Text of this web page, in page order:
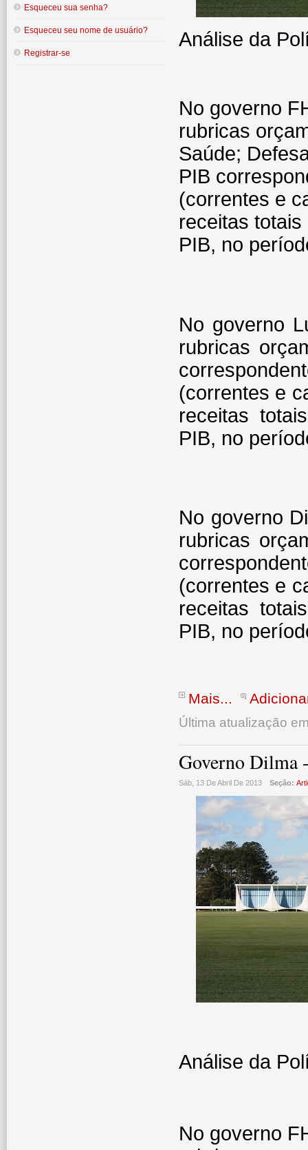
Esqueceu sua senha?
Esqueceu seu nome de usuário?
Registrar-se
Análise da
No governo
rubricas
Saúde;
PIB
(correntes e
receitas
PIB, no
No governo
rubricas
(correntes e
receitas
PIB, no
No governo
rubricas
(correntes e
receitas
PIB, no
Mais...
Última atualização
Governo Dilma
Sáb, 13 De Abril De 2013 Seção:
Análise da
No governo